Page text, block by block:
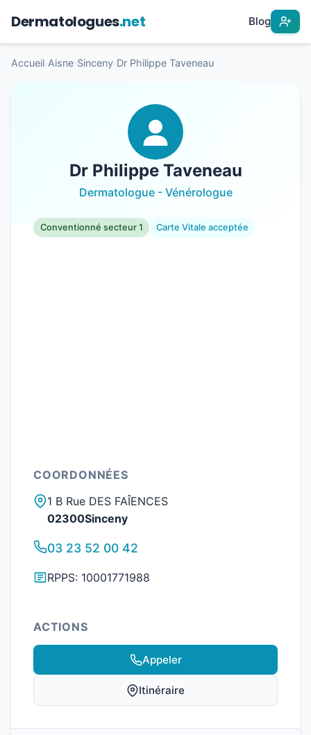
Dermatologues.net Blog
Accueil Aisne Sinceny Dr Philippe Taveneau
Dr Philippe Taveneau
Dermatologue - Vénérologue
Conventionné secteur 1 Carte Vitale acceptée
COORDONNÉES
1 B Rue DES FAÎENCES
02300Sinceny
03 23 52 00 42
RPPS: 10001771988
ACTIONS
Appeler
Itinéraire